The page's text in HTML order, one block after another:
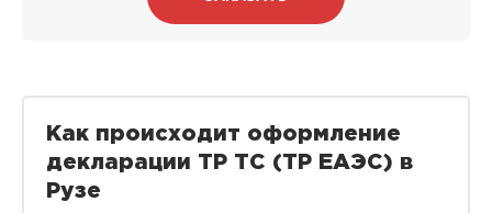
Как происходит оформление
декларации ТР ТС (ТР ЕАЭС) в
Рузе